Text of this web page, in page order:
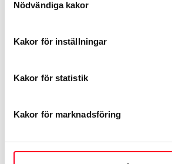
Nödvändiga kakor
Kakor för inställningar
Kakor för statistik
Kakor för marknadsföring
Växellåda
Informationen hämtas från
tillverkaren